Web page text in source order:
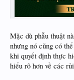
Mặc dù phẫu thuật
nhưng nó cũng có
khi quyết định thực
hiểu rõ hơn về các